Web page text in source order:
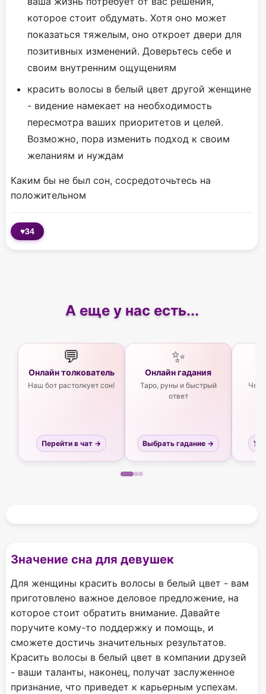
которое стоит обдумать. Хотя оно может
показаться тяжелым, оно откроет двери для
позитивных изменений. Доверьтесь себе и
своим внутренним ощущениям
красить волосы в белый цвет другой женщине
- видение намекает на необходимость
пересмотра ваших приоритетов и целей.
Возможно, пора изменить подход к своим
желаниям и нуждам
Каким бы не был сон, сосредоточьтесь на
положительном
♥34
А еще у нас есть...
💬
Онлайн толкователь
Наш бот растолкует сон!
Перейти в чат →
✨
Онлайн гадания
Таро, руны и быстрый
ответ
Выбрать гадание →
Значение сна для девушек
Для женщины красить волосы в белый цвет - вам
приготовлено важное деловое предложение, на
которое стоит обратить внимание. Давайте
поручите кому-то поддержку и помощь, и
сможете достичь значительных результатов.
Красить волосы в белый цвет в компании друзей
- ваши таланты, наконец, получат заслуженное
признание, что приведет к карьерным успехам.